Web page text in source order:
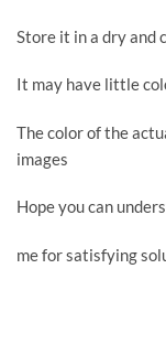
Store it in a dry and
It may have little
The color of the
images
Hope you can
me for satisfying